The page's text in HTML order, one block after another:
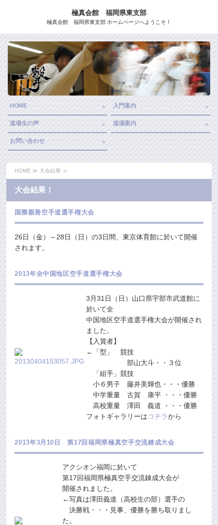
極真会館 福岡県東支部
極真会館 福岡県東支部 ホームページへようこそ！
HOME 入門案内
道場生の声 道場案内
お問い合わせ
HOME ≫ 大会結果 ≫
大会結果！
国際親善空手道選手権大会
26日（金）～28日（日）の3日間、東京体育館に於いて開催
されます。
2013年全中国地区空手道選手権大会
3月31日（日）山口県宇部市武道館に
於いて全
中国地区空手道選手権大会が開催され
ました。
【入賞者】
←「型」 競技
部山大斗・・３位
「組手」競技
小６男子 藤井美輝也・・・優勝
中学重量 古賀 康平 ・・・優勝
高校重量 澤田 義道 ・・・優勝
フォトギャラリーはコチラから
2013年3月10日 第17回福岡県極真空手交流錬成大会
アクシオン福岡に於いて
第17回福岡県極真空手交流錬成大会が
開催されました。
←写真は澤田義道（高校生の部）選手の
決勝戦・・・見事、優勝を勝ち取りまし
た。